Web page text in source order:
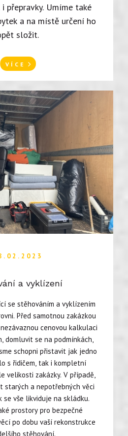
přepravky. Umíme také
a na místě určení ho
složit.
VÍCE
a vyklízení
se stěhováním a vyklízením
Před samotnou zakázkou
cenovou kalkulaci
domluvit se na podmínkách,
schopni přistavit jak jedno
s řidičem, tak i kompletní
velikosti zakázky. V případě,
starých a nepotřebných věci
se vše likviduje na skládku.
prostory pro bezpečné
po dobu vaší rekonstrukce
stěhování.